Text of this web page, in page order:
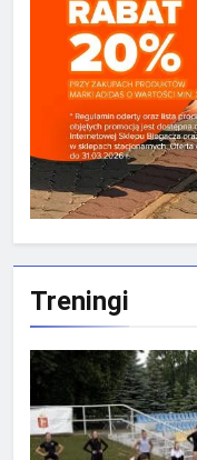
Treningi